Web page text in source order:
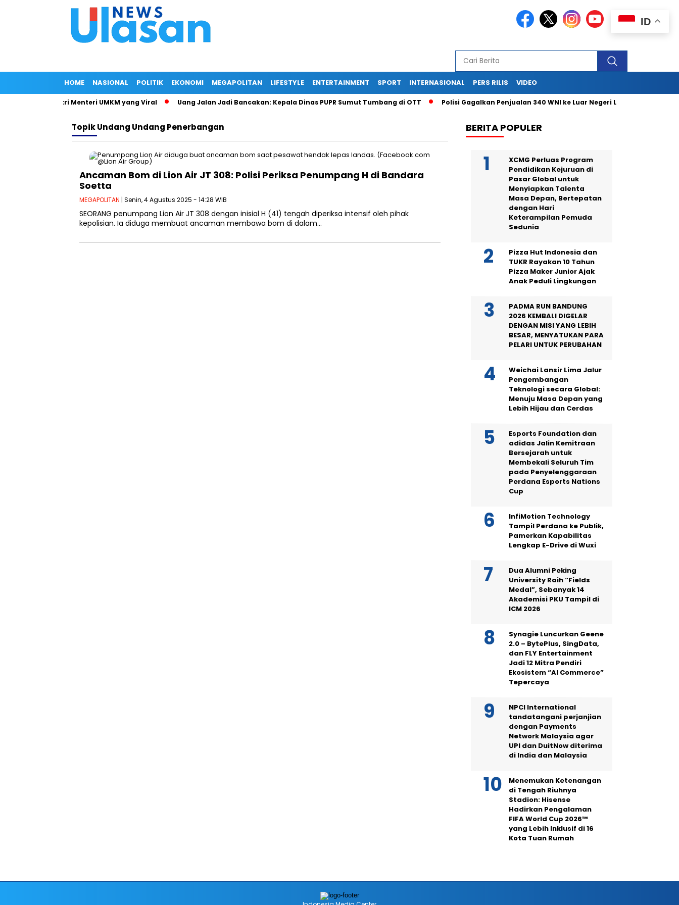
HOME NASIONAL POLITIK EKONOMI MEGAPOLITAN LIFESTYLE ENTERTAINMENT SPORT INTERNASIONAL PERS RILIS VIDEO
Jalan Istri Menteri UMKM yang Viral Uang Jalan Jadi Bancakan: Kepala Dinas PUPR Sumut Tumbang di OTT Polisi Gagalkan Penjualan 340 WNI ke Luar Negeri Lewat Bandara Soetta
TopikUndang Undang Penerbangan
Ancaman Bom di Lion Air JT 308: Polisi Periksa Penumpang H di Bandara
Soetta
MEGAPOLITAN | Senin, 4 Agustus 2025 - 14:28 WIB
SEORANG penumpang Lion Air JT 308 dengan inisial H (41) tengah diperiksa intensif oleh pihak
kepolisian. Ia diduga membuat ancaman membawa bom di dalam…
BERITA POPULER
XCMG Perluas Program
Pendidikan Kejuruan di
Pasar Global untuk
Menyiapkan Talenta
Masa Depan, Bertepatan
dengan Hari
Keterampilan Pemuda
Sedunia
Pizza Hut Indonesia dan
TUKR Rayakan 10 Tahun
Pizza Maker Junior Ajak
Anak Peduli Lingkungan
PADMA RUN BANDUNG
2026 KEMBALI DIGELAR
DENGAN MISI YANG LEBIH
BESAR, MENYATUKAN PARA
PELARI UNTUK PERUBAHAN
Weichai Lansir Lima Jalur
Pengembangan
Teknologi secara Global:
Menuju Masa Depan yang
Lebih Hijau dan Cerdas
Esports Foundation dan
adidas Jalin Kemitraan
Bersejarah untuk
Membekali Seluruh Tim
pada Penyelenggaraan
Perdana Esports Nations
Cup
InfiMotion Technology
Tampil Perdana ke Publik,
Pamerkan Kapabilitas
Lengkap E-Drive di Wuxi
Dua Alumni Peking
University Raih “Fields
Medal”, Sebanyak 14
Akademisi PKU Tampil di
ICM 2026
Synagie Luncurkan Geene
2.0 – BytePlus, SingData,
dan FLY Entertainment
Jadi 12 Mitra Pendiri
Ekosistem “AI Commerce”
Tepercaya
NPCI International
tandatangani perjanjian
dengan Payments
Network Malaysia agar
UPI dan DuitNow diterima
di India dan Malaysia
Menemukan Ketenangan
di Tengah Riuhnya
Stadion: Hisense
Hadirkan Pengalaman
FIFA World Cup 2026™
yang Lebih Inklusif di 16
Kota Tuan Rumah
ID